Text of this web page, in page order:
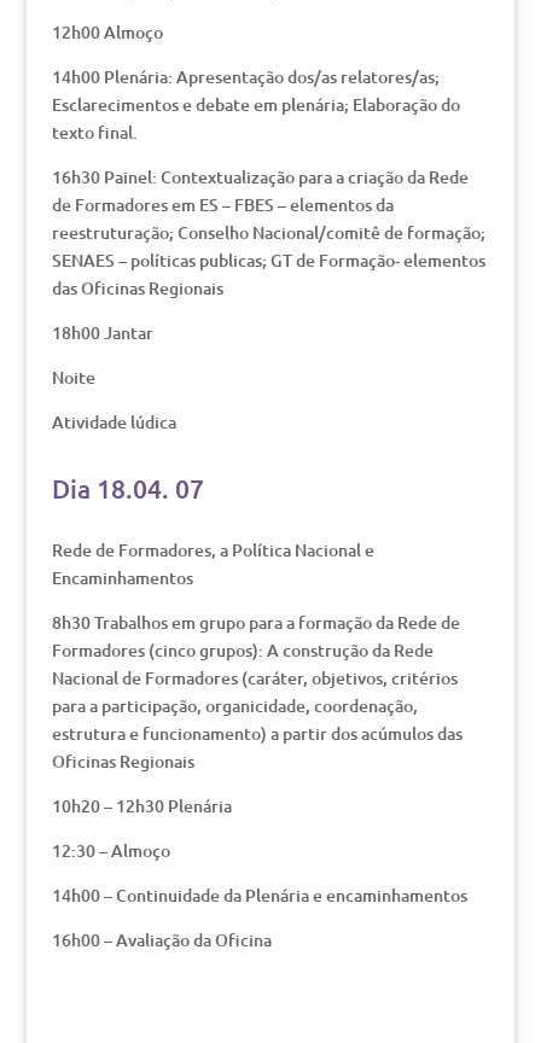
12h00 Almoço
14h00 Plenária: Apresentação dos/as relatores/as;
Esclarecimentos e debate em plenária; Elaboração do
texto final.
16h30 Painel: Contextualização para a criação da Rede
de Formadores em ES – FBES – elementos da
reestruturação; Conselho Nacional/comitê de formação;
SENAES – políticas publicas; GT de Formação- elementos
das Oficinas Regionais
18h00 Jantar
Noite
Atividade lúdica
Dia 18.04. 07
Rede de Formadores, a Política Nacional e
Encaminhamentos
8h30 Trabalhos em grupo para a formação da Rede de
Formadores (cinco grupos): A construção da Rede
Nacional de Formadores (caráter, objetivos, critérios
para a participação, organicidade, coordenação,
estrutura e funcionamento) a partir dos acúmulos das
Oficinas Regionais
10h20 – 12h30 Plenária
12:30 – Almoço
14h00 – Continuidade da Plenária e encaminhamentos
16h00 – Avaliação da Oficina